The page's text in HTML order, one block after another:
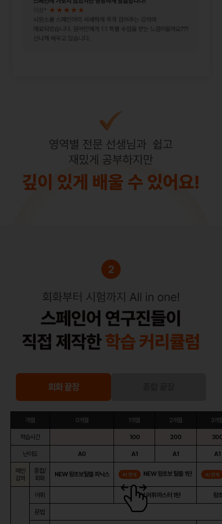
회화 끝장
개월 0개월 1개월 2개월 3개
학습시간 100 200
난이도 A0 A1 A1 A1
메인
강의
종합/
회화
NEW 왕초보탈출 파닉스 AI 연계 NEW 왕초보 탈출 1탄 AI 연계
어휘 왕초보 어휘 마스터 1탄 왕
문법